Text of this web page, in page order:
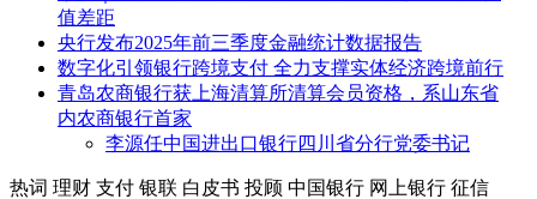
值差距
央行发布2025年前三季度金融统计数据报告
数字化引领银行跨境支付 全力支撑实体经济跨境前行
青岛农商银行获上海清算所清算会员资格，系山东省
内农商银行首家
李源任中国进出口银行四川省分行党委书记
热词 理财 支付 银联 白皮书 投顾 中国银行 网上银行 征信